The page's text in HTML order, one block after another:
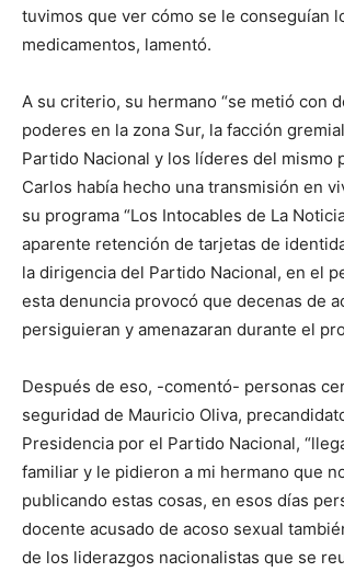
tuvimos que ver cómo se le conseguían
medicamentos, lamentó.
A su criterio, su hermano “se metió con
poderes en la zona Sur, la facción
Partido Nacional y los líderes del mismo
Carlos había hecho una transmisión en
su programa “Los Intocables de La
aparente retención de tarjetas de
la dirigencia del Partido Nacional, en el
esta denuncia provocó que decenas de
persiguieran y amenazaran durante el
Después de eso, -comentó- personas
seguridad de Mauricio Oliva,
Presidencia por el Partido Nacional,
familiar y le pidieron a mi hermano que
publicando estas cosas, en esos días
docente acusado de acoso sexual
de los liderazgos nacionalistas que se